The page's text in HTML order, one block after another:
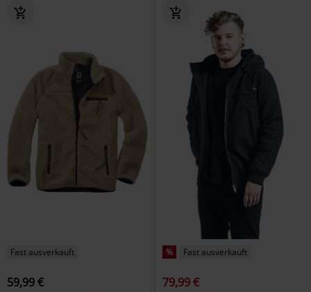
Fast ausverkauft
59,99 €
% Fast ausverkauft
79,99 €